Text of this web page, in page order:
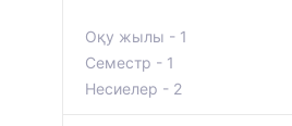
Оқу жылы - 1
Семестр - 1
Несиелер - 2